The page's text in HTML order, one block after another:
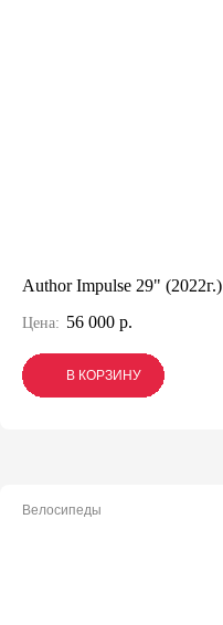
Author Impulse 29" (2022г.)
Цена: 56 000 р.
В КОРЗИНУ
В КОРЗИНУ
В КОРЗИНУ
Велосипеды